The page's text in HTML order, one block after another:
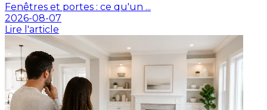
Fenêtres et portes : ce qu'un ...
2026-08-07
Lire l'article